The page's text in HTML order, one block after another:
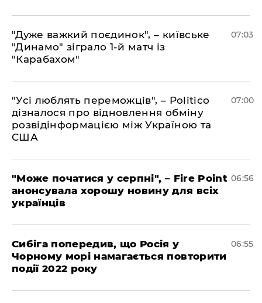
"Дуже важкий поєдинок", – київське
"Динамо" зіграло 1-й матч із
"Карабахом"
07:03
"Усі люблять переможців", – Politico
дізналося про відновлення обміну
розвідінформацією між Україною та
США
07:00
"Може початися у серпні", – Fire Point
анонсувала хорошу новину для всіх
українців
06:56
Сибіга попередив, що Росія у
Чорному морі намагається повторити
події 2022 року
06:55